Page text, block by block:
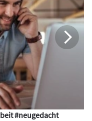
#neugedacht